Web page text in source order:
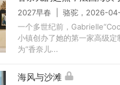
2027早春 | 骆驼，2026-
一个多世纪前，
小镇创办了她的第一家高级定
为“香奈儿...
海风与沙滩